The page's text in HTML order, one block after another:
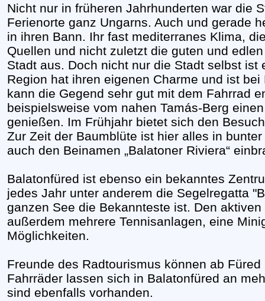
Nicht nur in früheren Jahrhunderten war die
Ferienorte ganz Ungarns. Auch und gerade
in ihren Bann. Ihr fast mediterranes Klima,
Quellen und nicht zuletzt die guten und
Stadt aus. Doch nicht nur die Stadt selbst ist
Region hat ihren eigenen Charme und ist
kann die Gegend sehr gut mit dem Fahrrad
beispielsweise vom nahen Tamás-Berg
genießen. Im Frühjahr bietet sich den
Zur Zeit der Baumblüte ist hier alles in
auch den Beinamen „Balatoner Riviera“
Balatonfüred ist ebenso ein bekanntes
jedes Jahr unter anderem die Segelregatta
ganzen See die Bekannteste ist. Den
außerdem mehrere Tennisanlagen, eine
Möglichkeiten.
Freunde des Radtourismus können ab
Fahrräder lassen sich in Balatonfüred an
sind ebenfalls vorhanden.